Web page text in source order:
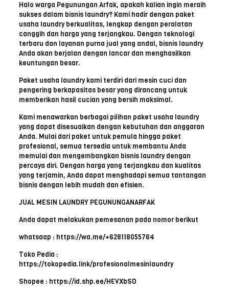
Halo warga Pegunungan Arfak, apakah kalian ingin meraih
sukses dalam bisnis laundry? Kami hadir dengan paket
usaha laundry berkualitas, lengkap dengan peralatan
canggih dan harga yang terjangkau. Dengan teknologi
terbaru dan layanan purna jual yang andal, bisnis laundry
Anda akan berjalan dengan lancar dan menghasilkan
keuntungan besar.
Paket usaha laundry kami terdiri dari mesin cuci dan
pengering berkapasitas besar yang dirancang untuk
memberikan hasil cucian yang bersih maksimal.
Kami menawarkan berbagai pilihan paket usaha laundry
yang dapat disesuaikan dengan kebutuhan dan anggaran
Anda. Mulai dari paket untuk pemula hingga paket
profesional, semua tersedia untuk membantu Anda
memulai dan mengembangkan bisnis laundry dengan
percaya diri. Dengan harga yang terjangkau dan kualitas
yang terjamin, Anda dapat menghadapi semua tantangan
bisnis dengan lebih mudah dan efisien.
JUAL MESIN LAUNDRY PEGUNUNGANARFAK
Anda dapat melakukan pemesanan pada nomor berikut
whatsaap : https://wa.me/+628118055764
Toko Pedia :
https://tokopedia.link/profesionalmesinlaundry
Shopee : https://id.shp.ee/HEVXbSD